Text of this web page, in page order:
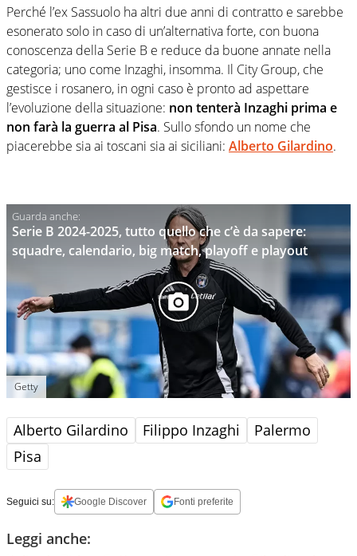
Perché l’ex Sassuolo ha altri due anni di contratto e sarebbe
esonerato solo in caso di un’alternativa forte, con buona
conoscenza della Serie B e reduce da buone annate nella
categoria; uno come Inzaghi, insomma. Il City Group, che
gestisce i rosanero, in ogni caso è pronto ad aspettare
l’evoluzione della situazione: non tenterà Inzaghi prima e
non farà la guerra al Pisa. Sullo sfondo un nome che
piacerebbe sia ai toscani sia ai siciliani: Alberto Gilardino.
Serie B 2024-2025, tutto quello che c’è da sapere:
squadre, calendario, big match, playoff e playout
Getty
Alberto Gilardino Filippo Inzaghi
Palermo
Pisa
Seguici su: Google Discover Fonti preferite
Leggi anche: